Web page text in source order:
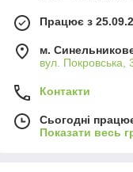
Працює з
м.
вул. Покровська,
Контакти
Сьогодні
Показати весь